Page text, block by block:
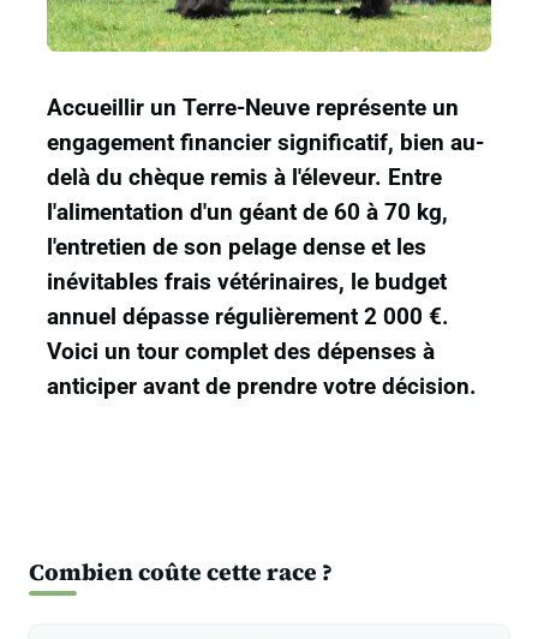
Accueillir un Terre-Neuve représente un
engagement financier significatif, bien au-
delà du chèque remis à l'éleveur. Entre
l'alimentation d'un géant de 60 à 70 kg,
l'entretien de son pelage dense et les
inévitables frais vétérinaires, le budget
annuel dépasse régulièrement 2 000 €.
Voici un tour complet des dépenses à
anticiper avant de prendre votre décision.
Combien coûte cette race ?